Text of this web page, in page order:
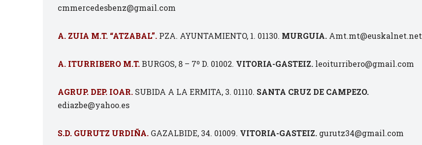
cmmercedesbenz@gmail.com
A. ZUIA M.T. “ATZABAL”. PZA. AYUNTAMIENTO, 1. 01130. MURGUIA. Amt.mt@euskalnet.net
A. ITURRIBERO M.T.BURGOS, 8 – 7º D. 01002. VITORIA-GASTEIZ. leoiturribero@gmail.com
AGRUP. DEP. IOAR. SUBIDA A LA ERMITA, 3. 01110. SANTA CRUZ DE CAMPEZO.
ediazbe@yahoo.es
S.D. GURUTZ URDIÑA. GAZALBIDE, 34. 01009. VITORIA-GASTEIZ. gurutz34@gmail.com